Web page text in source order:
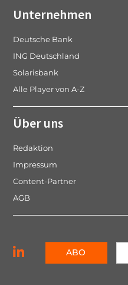
Unternehmen
Deutsche Bank
ING Deutschland
Solarisbank
Alle Player von A-Z
Über uns
Redaktion
Impressum
Content-Partner
AGB
ABO